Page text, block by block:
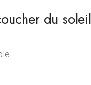
du soleil